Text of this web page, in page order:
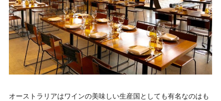
オーストラリアはワインの美味しい生産国としても有名なのはも